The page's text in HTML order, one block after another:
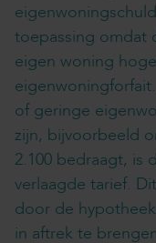
toepassing omdat
eigen woning
of geringe
zijn, bijvoorbeeld
2.100 bedraagt, is
verlaagde tarief.
door de
in aftrek te